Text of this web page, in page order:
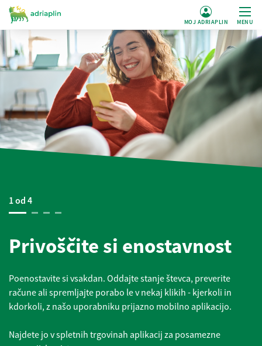
MOJ ADRIAPLIN MENU
1 od 4
Privoščite si enostavnost
Poenostavite si vsakdan. Oddajte stanje števca, preverite
račune ali spremljajte porabo le v nekaj klikih - kjerkoli in
kdorkoli, z našo uporabniku prijazno mobilno aplikacijo.
Najdete jo v spletnih trgovinah aplikacij za posamezne